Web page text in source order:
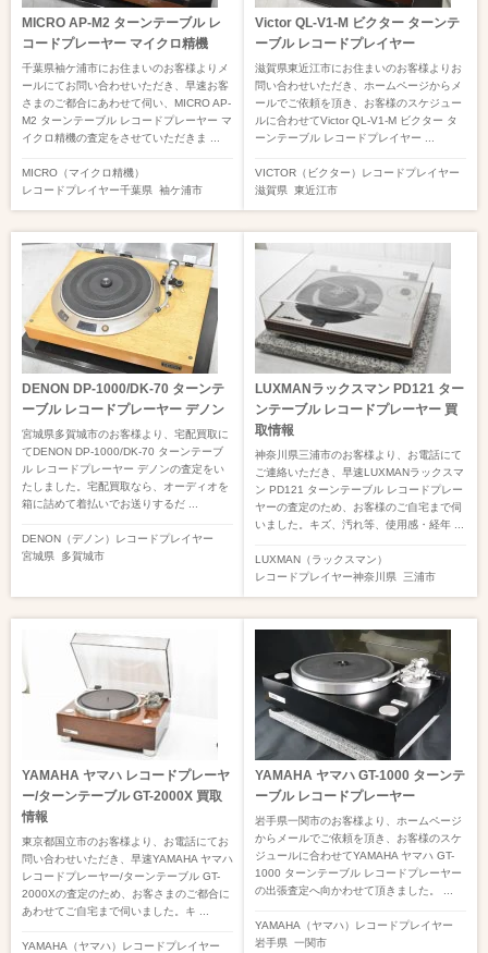
MICRO AP-M2 ターンテーブル レ
コードプレーヤー マイクロ精機
千葉県袖ケ浦市にお住まいのお客様よりメ
ールにてお問い合わせいただき、早速お客
さまのご都合にあわせて伺い、MICRO AP-
M2 ターンテーブル レコードプレーヤー マ
イクロ精機の査定をさせていただきま ...
MICRO（マイクロ精機）
レコードプレイヤー千葉県 袖ケ浦市
Victor QL-V1-M ビクター ターンテ
ーブル レコードプレイヤー
滋賀県東近江市にお住まいのお客様よりお
問い合わせいただき、ホームページからメ
ールでご依頼を頂き、お客様のスケジュー
ルに合わせてVictor QL-V1-M ビクター タ
ーンテーブル レコードプレイヤー ...
VICTOR（ビクター） レコードプレイヤー
滋賀県 東近江市
DENON DP-1000/DK-70 ターンテ
ーブル レコードプレーヤー デノン
宮城県多賀城市のお客様より、宅配買取に
てDENON DP-1000/DK-70 ターンテーブ
ル レコードプレーヤー デノンの査定をい
たしました。宅配買取なら、オーディオを
箱に詰めて着払いでお送りするだ ...
DENON（デノン） レコードプレイヤー
宮城県
多賀城市
LUXMANラックスマン PD121 ター
ンテーブル レコードプレーヤー 買
取情報
神奈川県三浦市のお客様より、お電話にて
ご連絡いただき、早速LUXMANラックスマ
ン PD121 ターンテーブル レコードプレー
ヤーの査定のため、お客様のご自宅まで伺
いました。キズ、汚れ等、使用感・経年 ...
LUXMAN（ラックスマン）
レコードプレイヤー神奈川県 三浦市
YAMAHA ヤマハ レコードプレーヤ
ー/ターンテーブル GT-2000X 買取
情報
東京都国立市のお客様より、お電話にてお
問い合わせいただき、早速YAMAHA ヤマハ
レコードプレーヤー/ターンテーブル GT-
2000Xの査定のため、お客さまのご都合に
あわせてご自宅まで伺いました。キ ...
YAMAHA（ヤマハ） レコードプレイヤー
YAMAHA ヤマハ GT-1000 ターンテ
ーブル レコードプレーヤー
岩手県一関市のお客様より、ホームページ
からメールでご依頼を頂き、お客様のスケ
ジュールに合わせてYAMAHA ヤマハ GT-
1000 ターンテーブル レコードプレーヤー
の出張査定へ向かわせて頂きました。 ...
YAMAHA（ヤマハ） レコードプレイヤー
岩手県 一関市